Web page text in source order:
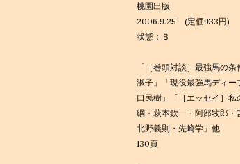
桃園出版
2006.9.25 (定価933円)
状態：Ｂ
「［巻頭対談］最強馬の
淑子」「現役最強馬ディ
口民樹」「［エッセイ］
綱・萩本欽一・阿部牧郎・
北野義則・先崎学」他
130頁